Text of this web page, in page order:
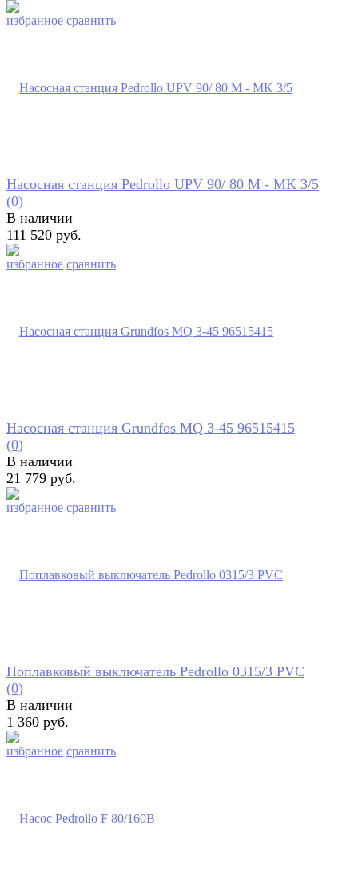
избранное сравнить
избранное сравнить
Насосная станция Pedrollo UPV 90/ 80 M - MK 3/5
(0)
В наличии
111 520 руб.
избранное сравнить
Насосная станция Grundfos MQ 3-45 96515415
(0)
В наличии
21 779 руб.
избранное сравнить
Поплавковый выключатель Pedrollo 0315/3 PVC
(0)
В наличии
1 360 руб.